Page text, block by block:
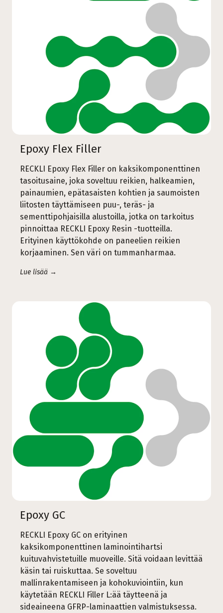
Epoxy Flex Filler
RECKLI Epoxy Flex Filler on kaksikomponenttinen
tasoitusaine, joka soveltuu reikien, halkeamien,
painaumien, epätasaisten kohtien ja saumoisten
liitosten täyttämiseen puu-, teräs- ja
sementtipohjaisilla alustoilla, jotka on tarkoitus
pinnoittaa RECKLI Epoxy Resin -tuotteilla.
Erityinen käyttökohde on paneelien reikien
korjaaminen. Sen väri on tummanharmaa.
Lue lisää →
Epoxy GC
RECKLI Epoxy GC on erityinen
kaksikomponenttinen laminointihartsi
kuituvahvistetuille muoveille. Sitä voidaan levittää
käsin tai ruiskuttaa. Se soveltuu
mallinrakentamiseen ja kohokuviointiin, kun
käytetään RECKLI Filler L:ää täytteenä ja
sideaineena GFRP-laminaattien valmistuksessa.